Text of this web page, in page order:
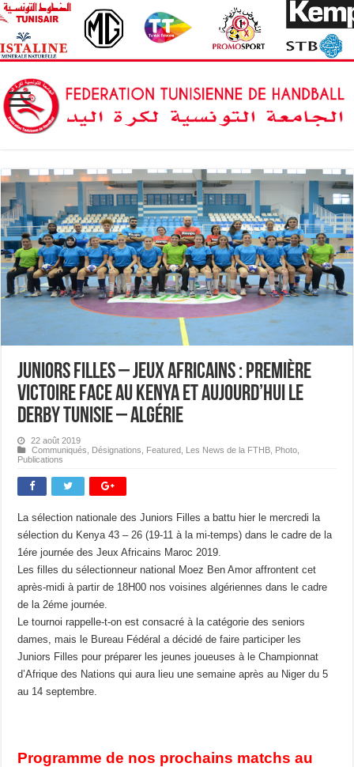
Juniors Filles – Jeux Africains : Première
victoire face au Kenya et aujourd’hui le
derby Tunisie – Algérie
22 août 2019
Communiqués
Désignations Featured Les News de la FTHB Photo
Publications
La sélection nationale des Juniors Filles a battu hier le mercredi la
sélection du Kenya 43 – 26 (19-11 à la mi-temps) dans le cadre de la
1ére journée des Jeux Africains Maroc 2019.
Les filles du sélectionneur national Moez Ben Amor affrontent cet
après-midi à partir de 18H00 nos voisines algériennes dans le cadre
de la 2éme journée.
Le tournoi rappelle-t-on est consacré à la catégorie des seniors
dames, mais le Bureau Fédéral a décidé de faire participer les
Juniors Filles pour préparer les jeunes joueuses à le Championnat
d’Afrique des Nations qui aura lieu une semaine après au Niger du 5
au 14 septembre.
Programme de nos prochains matchs au